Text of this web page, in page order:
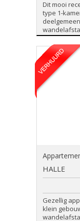
Dit mooi
type 1-
HALLE
Gezellig
klein